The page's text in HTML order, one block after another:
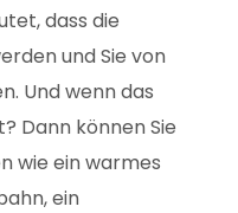
dass die
und Sie von
Und wenn das
Dann können Sie
wie ein warmes
ein